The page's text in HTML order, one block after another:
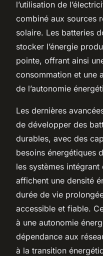
l’utilisation de
combiné aux sources
solaire. Les batteries
stocker l’énergie
pointe, offrant ainsi
consommation et une
de l’autonomie
Les dernières
de développer des
durables, avec des
besoins énergétiques
les systèmes
affichent une densité
durée de vie
accessible et fiable.
à une autonomie
dépendance aux
à la transition